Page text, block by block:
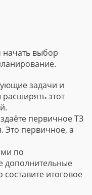
выбор
задачи и
расширять этот
первичное ТЗ
первичное, а
по
дополнительные
итоговое